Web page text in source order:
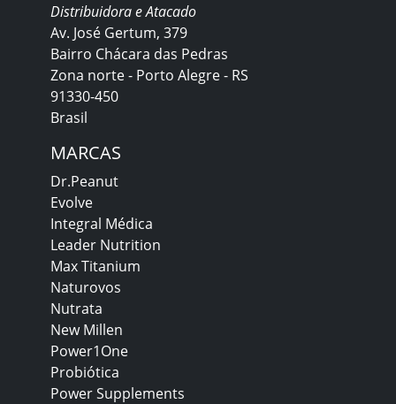
Distribuidora e Atacado
Av. José Gertum, 379
Bairro Chácara das Pedras
Zona norte - Porto Alegre - RS
91330-450
Brasil
MARCAS
Dr.Peanut
Evolve
Integral Médica
Leader Nutrition
Max Titanium
Naturovos
Nutrata
New Millen
Power1One
Probiótica
Power Supplements